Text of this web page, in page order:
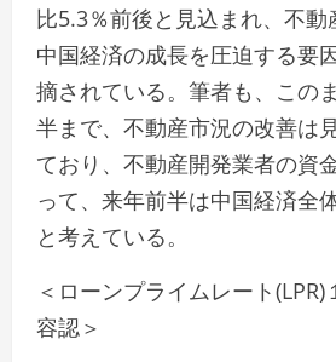
比5.3％前後と見込まれ、不動
中国経済の成長を圧迫する要
摘されている。筆者も、この
半まで、不動産市況の改善は
ており、不動産開発業者の資
って、来年前半は中国経済全
と考えている。
＜ローンプライムレート
容認＞